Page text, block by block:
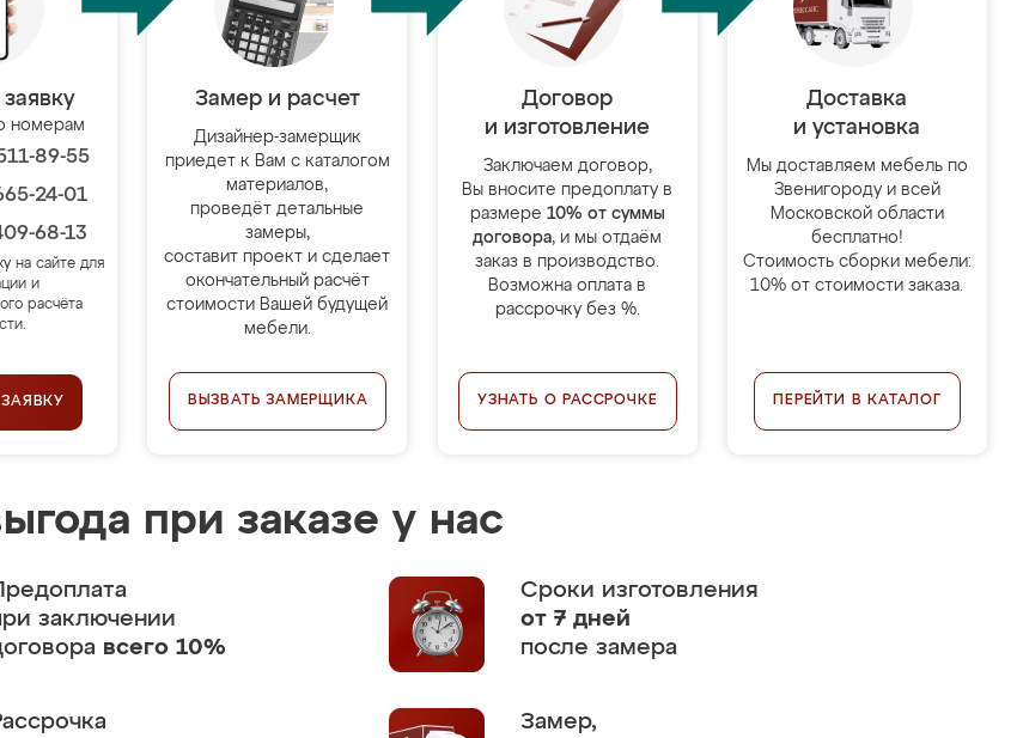
номерам
89-55
24-01
68-13
на сайте для
и
расчёта
Замер и расчет
Дизайнер-замерщик
приедет к Вам с каталогом
материалов,
проведёт детальные
замеры,
составит проект и сделает
окончательный расчёт
стоимости Вашей будущей
мебели.
ВЫЗВАТЬ ЗАМЕРЩИКА
Договор
и изготовление
Заключаем договор,
Вы вносите предоплату в
размере 10% от суммы
договора, и мы отдаём
заказ в производство.
Возможна оплата в
рассрочку без %.
УЗНАТЬ О РАССРОЧКЕ
Доставка
и установка
Мы доставляем мебель по
Звенигороду и всей
Московской области
бесплатно!
Стоимость сборки мебели:
10% от стоимости заказа.
ПЕРЕЙТИ В КАТАЛОГ
при заказе у нас
заключении
всего 10%
Сроки изготовления
от 7 дней
после замера
Замер,